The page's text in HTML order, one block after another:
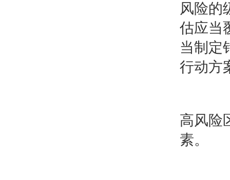
风险的
估应当
当制定
行动方
高风险
素。